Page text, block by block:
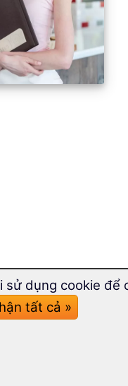
sử dụng cookie
tất cả »